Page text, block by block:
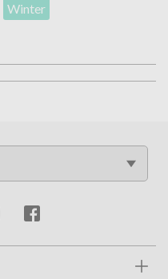
Winter